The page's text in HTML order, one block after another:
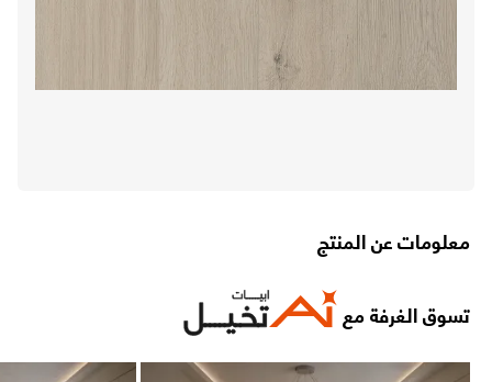
معلومات عن المنتج
تسوق الغرفة مع
تابع طلبك
تواصل معنا
اتصل بنا على ٨٠٠١٢١٥٥٥٥ (٩٦٦+)
الشكاوى والاقتراحات
الاسترجاع والاستبدال
الشروط والأحكام
سياسة الخصوصية
من نحن
وظائفنا